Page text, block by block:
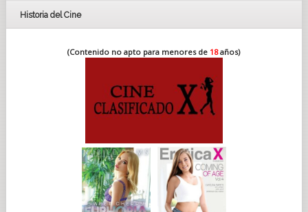
Historia del Cine
(Contenido no apto para menores de 18años)